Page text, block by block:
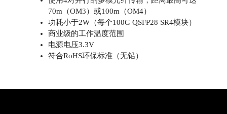
70m（OM3）或100m（OM4）
功耗小于2W（每个100G QSFP28 SR4模块）
商业级的工作温度范围
电源电压3.3V
符合RoHS环保标准（无铅）